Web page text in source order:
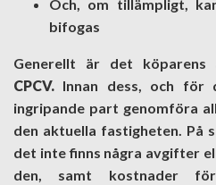
Och, om tillämpligt,
bifogas
Generellt är det
CPCV. Innan dess, och för
ingripande part genomföra
den aktuella fastigheten. På
det inte finns några avgifter
den, samt kostnader för